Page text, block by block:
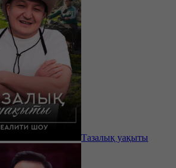
Тазалық уақыты